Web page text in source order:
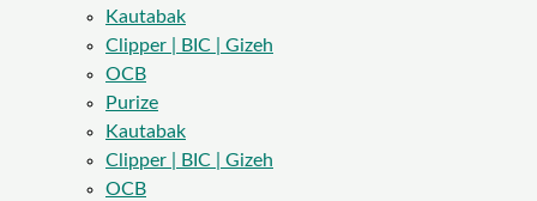
Kautabak
Clipper | BIC | Gizeh
OCB
Purize
Kautabak
Clipper | BIC | Gizeh
OCB